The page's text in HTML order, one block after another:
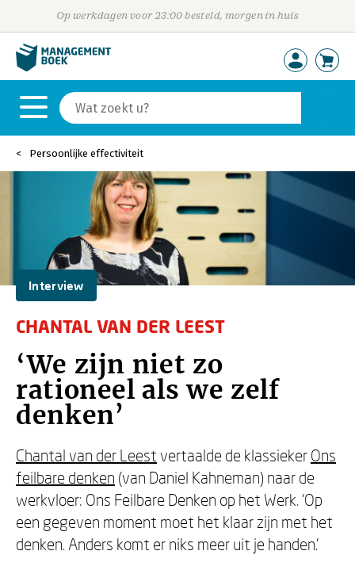
Op werkdagen voor 23:00 besteld, morgen in huis
Persoonlijke effectiviteit
Interview
CHANTAL VAN DER LEEST
‘We zijn niet zo
rationeel als we zelf
denken’
Chantal van der Leest vertaalde de klassieker Ons
feilbare denken (van Daniel Kahneman) naar de
werkvloer: Ons Feilbare Denken op het Werk. ‘Op
een gegeven moment moet het klaar zijn met het
denken. Anders komt er niks meer uit je handen.’